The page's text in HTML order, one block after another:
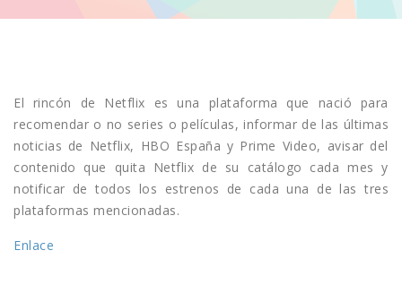
El rincón de Netflix es una plataforma que nació para
recomendar o no series o películas, informar de las últimas
noticias de Netflix, HBO España y Prime Video, avisar del
contenido que quita Netflix de su catálogo cada mes y
notificar de todos los estrenos de cada una de las tres
plataformas mencionadas.
Enlace